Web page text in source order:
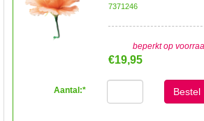
7371246
beperkt op
€19,95
Aantal:* Bestel